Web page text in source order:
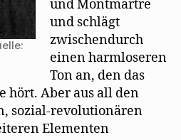
und Montmartre
und schlägt
zwischendurch
einen harmloseren
Ton an, den das
hört. Aber aus all den
sozial-revolutionären
Elementen